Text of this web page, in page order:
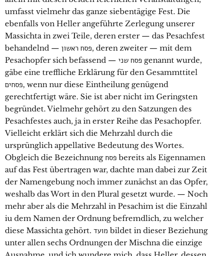
umfasst vielmehr das ganze siebentägige Fest. Die
ebenfalls von Heller angeführte Zerlegung unserer
Massichta in zwei Teile, deren erster — das Pesachfest
behandelnd — פסח ראשון, deren zweiter — mit dem
Pesachopfer sich befassend — פסח שני genannt wurde,
gäbe eine treffliche Erklärung für den Gesammttitel
פסחים, wenn nur diese Eintheilung genügend
gerechtfertigt wäre. Sie ist aber nicht im Geringsten
begründet. Vielmehr gehört zu den Satzungen des
Pesachfestes auch, ja in erster Reihe das Pesachopfer.
Vielleicht erklärt sich die Mehrzahl durch die
ursprünglich appellative Bedeutung des Wortes.
Obgleich die Bezeichnung פסח bereits als Eigennamen
auf das Fest übertragen war, dachte man dabei zur Zeit
der Namengebung noch immer zunächst an das Opfer,
weshalb das Wort in den Plural gesetzt wurde. — Noch
mehr aber als die Mehrzahl in Pesachim ist die Einzahl
iu dem Namen der Ordnung befremdlich, zu welcher
diese Massichta gehört. מועד bildet in dieser Beziehung
unter allen sechs Ordnungen der Mischna die einzige